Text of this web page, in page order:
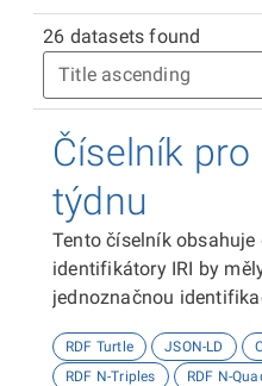
26 datasets found
Číselník pro
týdnu
Tento číselník
identifikátory IRI by
jednoznačnou
RDF Turtle JSON-LD
RDF N-Triples
RDF N-